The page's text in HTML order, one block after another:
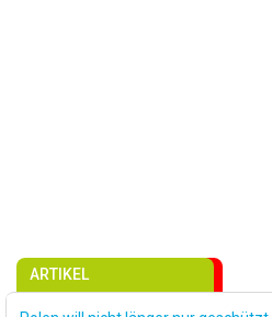
ARTIKEL